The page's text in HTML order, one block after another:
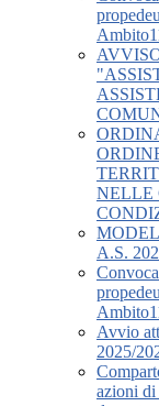
NELLE
A.S.
Avvio
2025/
azioni di